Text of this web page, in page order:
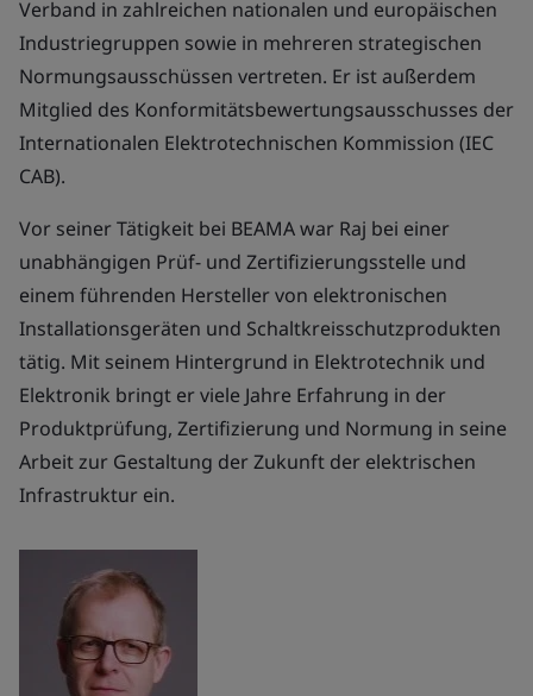
Verband in zahlreichen nationalen und europäischen
Industriegruppen sowie in mehreren strategischen
Normungsausschüssen vertreten. Er ist außerdem
Mitglied des Konformitätsbewertungsausschusses der
Internationalen Elektrotechnischen Kommission (IEC
CAB).
Vor seiner Tätigkeit bei BEAMA war Raj bei einer
unabhängigen Prüf- und Zertifizierungsstelle und
einem führenden Hersteller von elektronischen
Installationsgeräten und Schaltkreisschutzprodukten
tätig. Mit seinem Hintergrund in Elektrotechnik und
Elektronik bringt er viele Jahre Erfahrung in der
Produktprüfung, Zertifizierung und Normung in seine
Arbeit zur Gestaltung der Zukunft der elektrischen
Infrastruktur ein.